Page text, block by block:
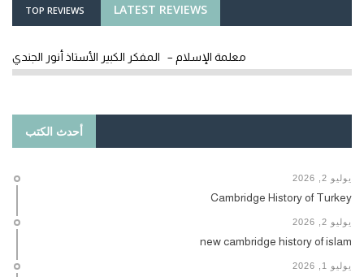
LATEST REVIEWS
TOP REVIEWS
معلمة الإسلام – المفكر الكبير الأستاذ أنور الجندي
أحدث الكتب
يوليو 2, 2026
Cambridge History of Turkey
يوليو 2, 2026
new cambridge history of islam
يوليو 1, 2026